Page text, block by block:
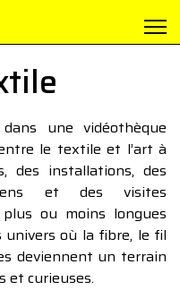
une vidéothèque
le textile et l’art à
des installations, des
et des visites
ou moins longues
univers où la fibre, le fil
deviennent un terrain
et curieuses.